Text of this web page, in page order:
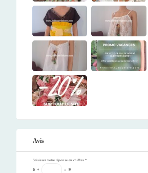
Avis
Saisissez votre réponse en chiffres *
6 + = 9